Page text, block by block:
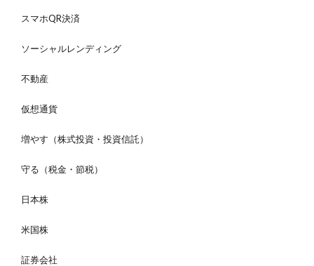
スマホQR決済
ソーシャルレンディング
不動産
仮想通貨
増やす（株式投資・投資信託）
守る（税金・節税）
日本株
米国株
証券会社